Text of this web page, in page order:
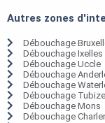
Autres zones
Débouchage
Débouchage Ixelles
Débouchage Uccle
Débouchage
Débouchage
Débouchage Tubize
Débouchage Mons
Débouchage